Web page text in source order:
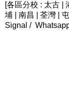
[各區分校 : 太古 |
埔 | 南昌 | 荃灣 |
Signal /